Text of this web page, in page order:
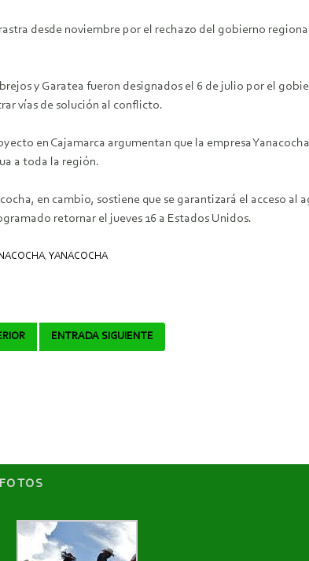
desde noviembre por el rechazo del gobierno
y Garatea fueron designados el 6 de julio por el
vías de solución al conflicto.
en Cajamarca argumentan que la empresa
a toda la región.
en cambio, sostiene que se garantizará el acceso
retornar el jueves 16 a Estados Unidos.
, YANACOCHA
ENTRADA SIGUIENTE